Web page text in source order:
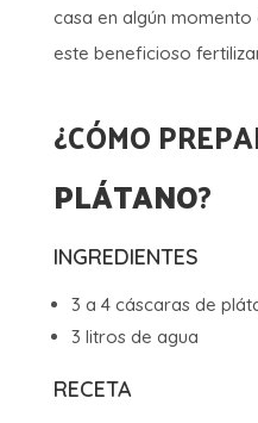
casa en algún
este beneficioso
¿CÓMO
PLÁTANO?
INGREDIENTES
3 a 4 cáscaras de
3 litros de agua
RECETA